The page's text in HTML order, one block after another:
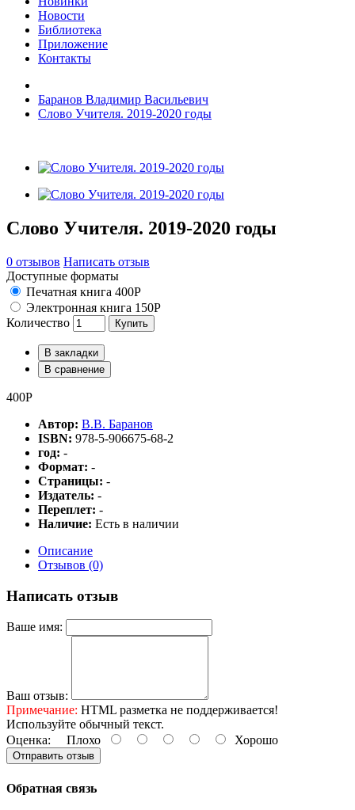
Новости
Библиотека
Приложение
Контакты
Баранов Владимир Васильевич
Слово Учителя. 2019-2020 годы
Слово Учителя. 2019-2020 годы
0 отзывов Написать отзыв
Доступные форматы
Печатная книга 400Р
Электронная книга 150Р
Количество
Купить
В закладки
В сравнение
400Р
Автор: В.В. Баранов
ISBN: 978-5-906675-68-2
год: -
Формат: -
Страницы: -
Издатель: -
Переплет: -
Наличие: Есть в наличии
Описание
Отзывов (0)
Написать отзыв
Ваше имя:
Ваш отзыв:
Примечание: HTML разметка не поддерживается!
Используйте обычный текст.
Оценка: Плохо Хорошо
Отправить отзыв
Обратная связь